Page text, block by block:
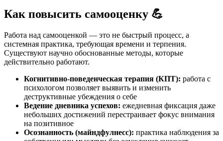
Как повысить самооценку 💪
Работа над самооценкой — это не быстрый процесс, а
системная практика, требующая времени и терпения.
Существуют научно обоснованные методы, которые
действительно работают.
Когнитивно-поведенческая терапия (КПТ): работа с
психологом позволяет выявить и изменить
деструктивные убеждения о себе
Ведение дневника успехов: ежедневная фиксация даже
небольших достижений перестраивает фокус внимания
на позитивное
Осознанность (майндфулнесс): практика наблюдения за